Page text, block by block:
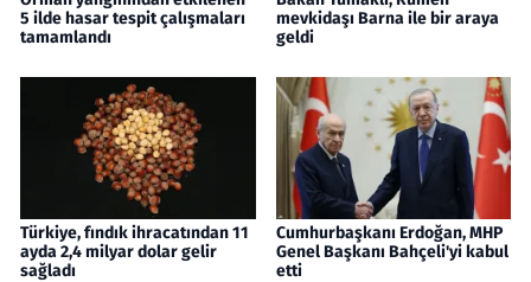
5 ilde hasar tespit çalışmaları
tamamlandı
mevkidaşı Barna ile bir araya
geldi
Türkiye, fındık ihracatından 11
ayda 2,4 milyar dolar gelir
sağladı
Cumhurbaşkanı Erdoğan, MHP
Genel Başkanı Bahçeli'yi kabul
etti